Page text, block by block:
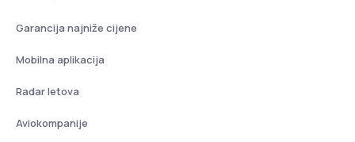
Garancija najniže cijene
Mobilna aplikacija
Radar letova
Aviokompanije